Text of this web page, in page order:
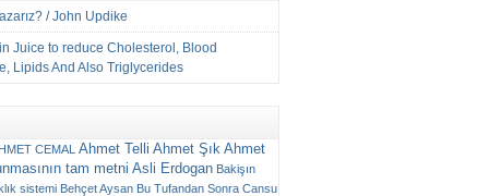
/ John Updike
Juice to reduce Cholesterol, Blood
Lipids And Also Triglycerides
CEMAL Ahmet Telli Ahmet Şık Ahmet
tam metni Asli Erdogan Bakişın
sistemi Behçet Aysan Bu Tufandan Sonra Cansu